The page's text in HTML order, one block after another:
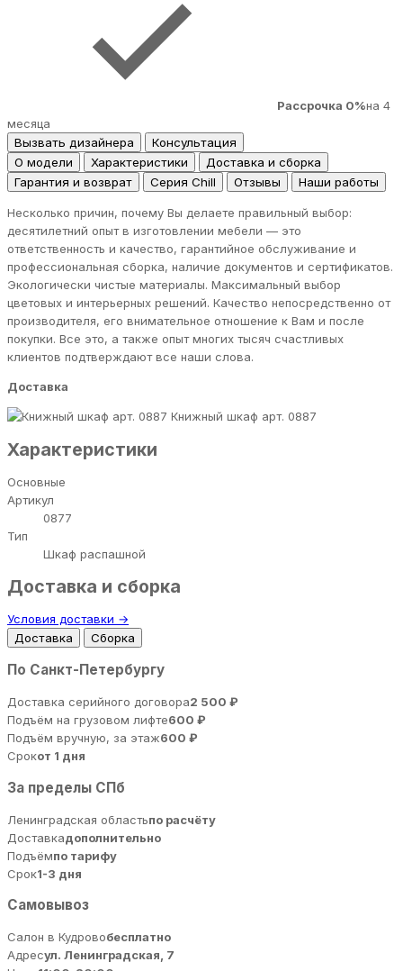
Рассрочка 0%на 4
месяца
Вызвать дизайнера
Консультация
О модели
Характеристики
Доставка и сборка
Гарантия и возврат
Серия Chill Отзывы Наши работы
Несколько причин, почему Вы делаете правильный выбор:
десятилетний опыт в изготовлении мебели — это
ответственность и качество, гарантийное обслуживание и
профессиональная сборка, наличие документов и сертификатов.
Экологически чистые материалы. Максимальный выбор
цветовых и интерьерных решений. Качество непосредственно от
производителя, его внимательное отношение к Вам и после
покупки. Все это, а также опыт многих тысяч счастливых
клиентов подтверждают все наши слова.
Доставка
Книжный шкаф арт. 0887
Характеристики
Основные
Артикул
0877
Тип
Шкаф распашной
Доставка и сборка
Условия доставки →
Доставка
Сборка
По Санкт-Петербургу
Доставка серийного договора2 500 ₽
Подъём на грузовом лифте600 ₽
Подъём вручную, за этаж600 ₽
Срокот 1 дня
За пределы СПб
Ленинградская областьпо расчёту
Доставкадополнительно
Подъёмпо тарифу
Срок1-3 дня
Самовывоз
Салон в Кудровобесплатно
Адресул. Ленинградская, 7